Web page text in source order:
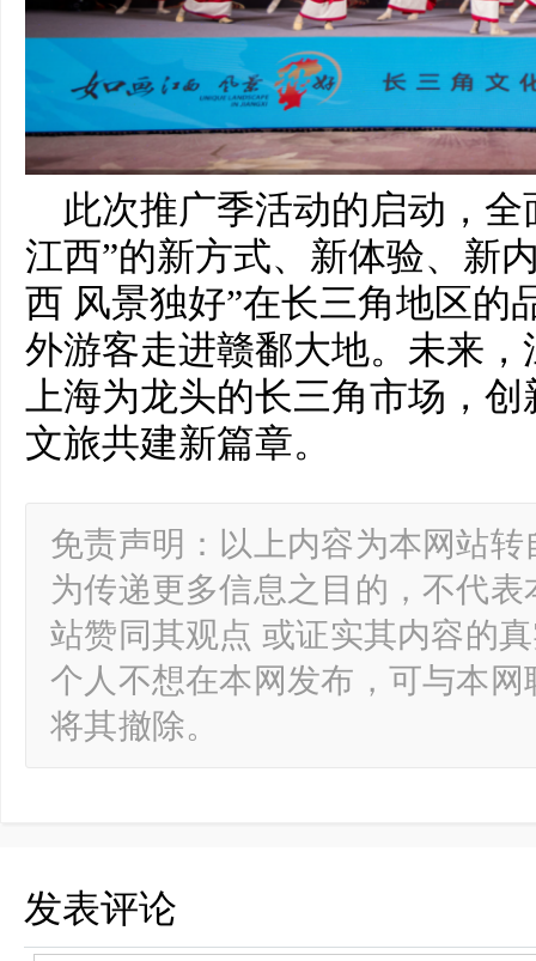
此次推广季活动的启动，
江西”的新方式、新体验、新
西 风景独好”在长三角地区的
外游客走进赣鄱大地。未来
上海为龙头的长三角市场，
文旅共建新篇章。
免责声明：以上内容为本网站
为传递更多信息之目的，不代
站赞同其观点 或证实其内容的
个人不想在本网发布，可与本
将其撤除。
发表评论